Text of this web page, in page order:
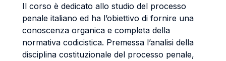
Il corso è dedicato allo studio del processo
penale italiano ed ha l’obiettivo di fornire una
conoscenza organica e completa della
normativa codicistica. Premessa l’analisi della
disciplina costituzionale del processo penale,